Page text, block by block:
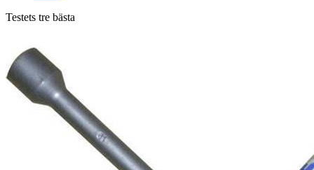
Testets tre bästa